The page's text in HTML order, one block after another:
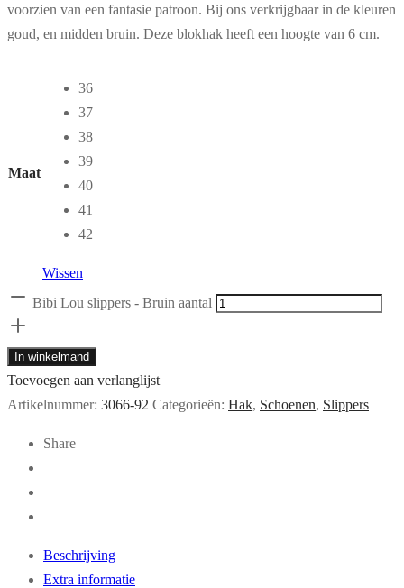
voorzien van een fantasie patroon. Bij ons verkrijgbaar in de kleuren
goud, en midden bruin. Deze blokhak heeft een hoogte van 6 cm.
Maat
36
37
38
39
40
41
42
Wissen
Bibi Lou slippers - Bruin aantal
In winkelmand
Toevoegen aan verlanglijst
Artikelnummer: 3066-92 Categorieën: Hak, Schoenen, Slippers
Share
Beschrijving
Extra informatie